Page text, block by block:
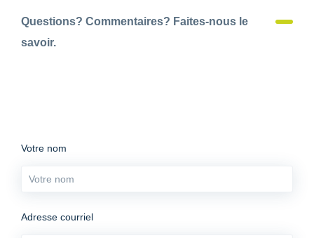
Questions? Commentaires? Faites-nous le
savoir.
Votre nom
Adresse courriel